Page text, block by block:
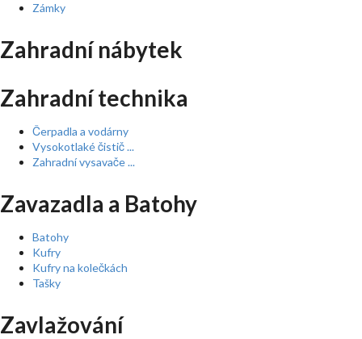
Zámky
Zahradní nábytek
Zahradní technika
Čerpadla a vodárny
Vysokotlaké čistič ...
Zahradní vysavače ...
Zavazadla a Batohy
Batohy
Kufry
Kufry na kolečkách
Tašky
Zavlažování